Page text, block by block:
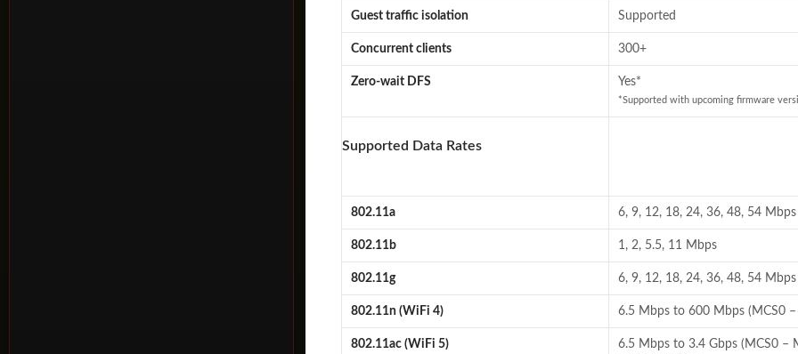
Guest traffic isolation Supported
Concurrent clients 300+
Zero-wait DFS Yes*
*Supported with upcoming firmware
Supported Data Rates
802.11a 6, 9, 12, 18, 24, 36, 48, 54 Mbps
802.11b 1, 2, 5.5, 11 Mbps
802.11g 6, 9, 12, 18, 24, 36, 48, 54 Mbps
802.11n (WiFi 4) 6.5 Mbps to 600 Mbps (MCS0
802.11ac (WiFi 5)
6.5 Mbps to 3.4 Gbps (MCS0 –